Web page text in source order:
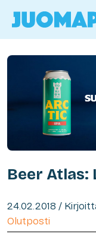
Beer Atlas:
24.02.2018 /
Olutposti